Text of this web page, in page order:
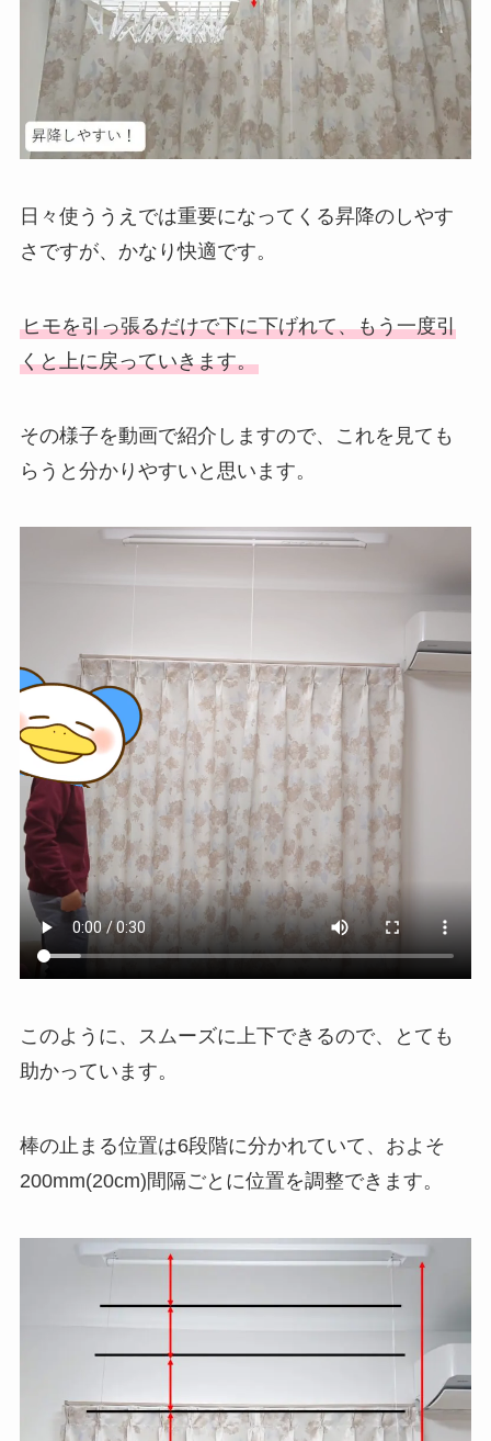
日々使ううえでは重要になってくる昇降のしやす
さですが、かなり快適です。
ヒモを引っ張るだけで下に下げれて、もう一度引
くと上に戻っていきます。
その様子を動画で紹介しますので、これを見ても
らうと分かりやすいと思います。
このように、スムーズに上下できるので、とても
助かっています。
棒の止まる位置は6段階に分かれていて、およそ
200mm(20cm)間隔ごとに位置を調整できます。